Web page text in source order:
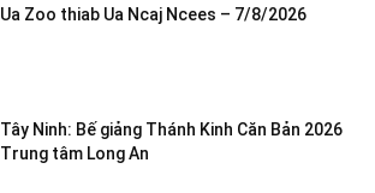
Ua Zoo thiab Ua Ncaj Ncees – 7/8/2026
Tây Ninh: Bế giảng Thánh Kinh Căn Bản 2026
Trung tâm Long An